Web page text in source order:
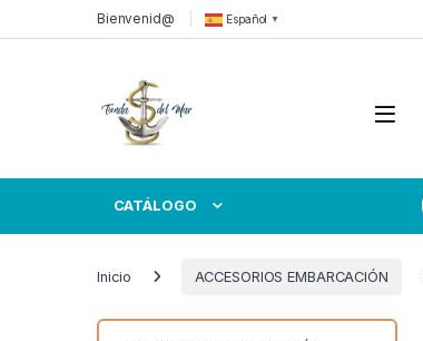
Skip to navigation
Skip to contentBienvenid@ Español ▼
Open
CATÁLOGO
Inicio ACCESORIOS EMBARCACIÓN